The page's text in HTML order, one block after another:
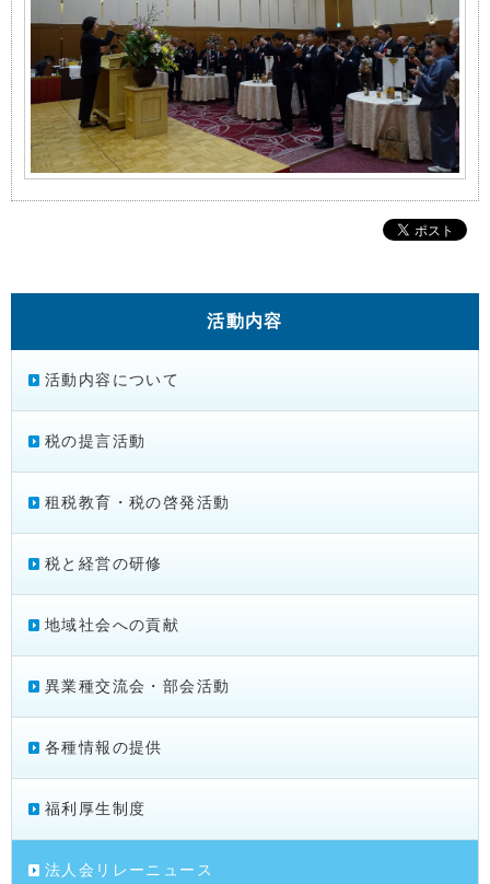
活動内容
活動内容について
税の提言活動
租税教育・税の啓発活動
税と経営の研修
地域社会への貢献
異業種交流会・部会活動
各種情報の提供
福利厚生制度
法人会リレーニュース